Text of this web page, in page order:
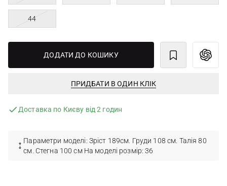
44
ДОДАТИ ДО КОШИКУ
ПРИДБАТИ В ОДИН КЛІК
Доставка по Києву від 2 годин
Параметри моделі: Зріст 189см. Груди 108 см. Талія 80
см. Стегна 100 см На моделі розмір: 36